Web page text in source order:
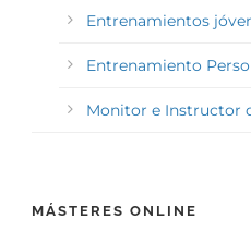
Entrenamientos
Entrenamiento
Monitor e Instructor
MÁSTERES ONLINE